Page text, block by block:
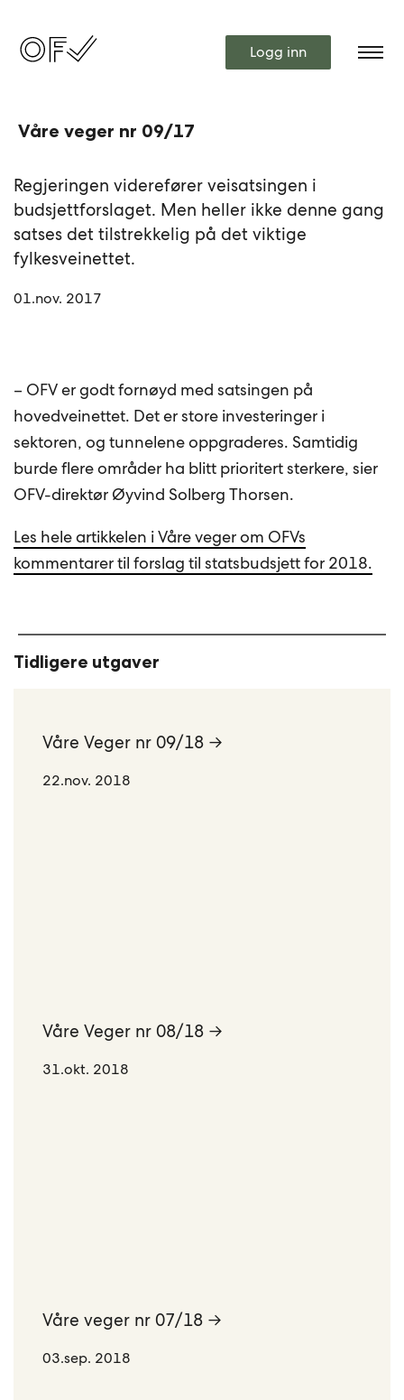
Logg inn
Våre veger nr 09/17
Regjeringen viderefører veisatsingen i
budsjettforslaget. Men heller ikke denne gang
satses det tilstrekkelig på det viktige
fylkesveinettet.
01.nov. 2017
– OFV er godt fornøyd med satsingen på
hovedveinettet. Det er store investeringer i
sektoren, og tunnelene oppgraderes. Samtidig
burde flere områder ha blitt prioritert sterkere, sier
OFV-direktør Øyvind Solberg Thorsen.
Les hele artikkelen i Våre veger om OFVs
kommentarer til forslag til statsbudsjett for 2018.
Tidligere utgaver
Våre Veger nr 09/18 →
22.nov. 2018
Våre Veger nr 08/18 →
31.okt. 2018
Våre veger nr 07/18 →
03.sep. 2018